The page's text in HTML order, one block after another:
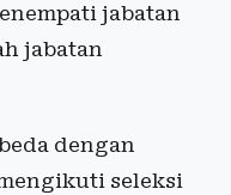
jabatan
jabatan
dengan
seleksi